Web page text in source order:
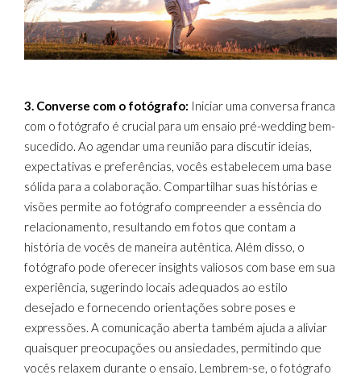
3. Converse com o fotógrafo: Iniciar uma conversa franca
com o fotógrafo é crucial para um ensaio pré-wedding bem-
sucedido. Ao agendar uma reunião para discutir ideias,
expectativas e preferências, vocês estabelecem uma base
sólida para a colaboração. Compartilhar suas histórias e
visões permite ao fotógrafo compreender a essência do
relacionamento, resultando em fotos que contam a
história de vocês de maneira autêntica. Além disso, o
fotógrafo pode oferecer insights valiosos com base em sua
experiência, sugerindo locais adequados ao estilo
desejado e fornecendo orientações sobre poses e
expressões. A comunicação aberta também ajuda a aliviar
quaisquer preocupações ou ansiedades, permitindo que
vocês relaxem durante o ensaio. Lembrem-se, o fotógrafo